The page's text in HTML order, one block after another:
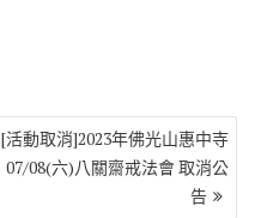
[活動取消]2023年佛光山惠中寺
07/08(六)八關齋戒法會 取消公
告